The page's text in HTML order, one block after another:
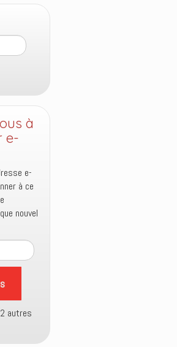
à
e-
e-
à ce
nouvel
autres